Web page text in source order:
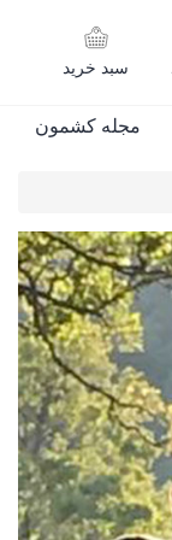
سبد خرید
مجله کشمون